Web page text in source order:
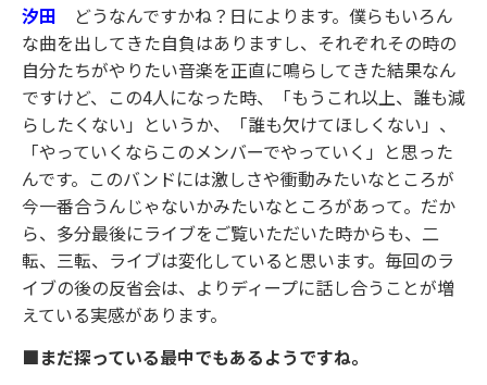
汐田 どうなんですかね？日によります。僕らもいろん
な曲を出してきた自負はありますし、それぞれその時の
自分たちがやりたい音楽を正直に鳴らしてきた結果なん
ですけど、この4人になった時、「もうこれ以上、誰も減
らしたくない」というか、「誰も欠けてほしくない」、
「やっていくならこのメンバーでやっていく」と思った
んです。このバンドには激しさや衝動みたいなところが
今一番合うんじゃないかみたいなところがあって。だか
ら、多分最後にライブをご覧いただいた時からも、二
転、三転、ライブは変化していると思います。毎回のラ
イブの後の反省会は、よりディープに話し合うことが増
えている実感があります。
■まだ探っている最中でもあるようですね。